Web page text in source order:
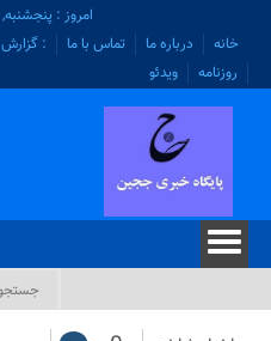
امروز : پنجشنبه, ۱۵ مرداد , ۱۴۰۵
خانه
درباره ما تماس با ما : گزارش
روزنامه
ویدئو